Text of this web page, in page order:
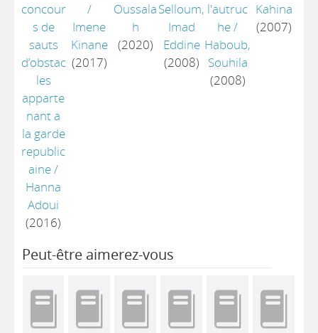
concour
s de
sauts
d’obstac
les
apparte
nant a
la garde
republic
aine/
Hanna
Adoui
(2016)
/
Imene
Kinane
(2017)
Oussala
h
(2020)
Selloum,
Imad
Eddine
(2008)
l'autruc
he/
Haboub,
Souhila
(2008)
Kahina
(2007)
Peut-être aimerez-vous